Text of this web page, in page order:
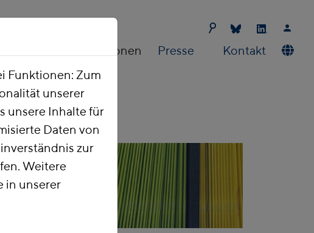
Publikationen Presse Kontakt
Funktionen: Zum
unserer
unsere Inhalte für
Daten von
zur
Weitere
in unserer